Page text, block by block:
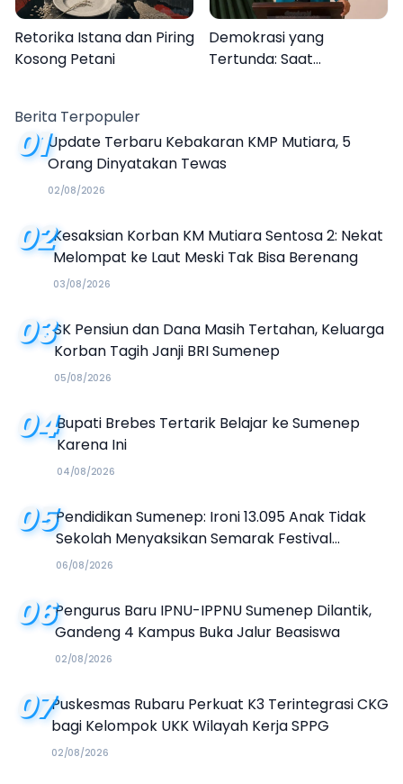
Retorika Istana dan Piring
Kosong Petani
Demokrasi yang
Tertunda: Saat
Berita Terpopuler
01Update Terbaru Kebakaran KMP Mutiara, 5
Orang Dinyatakan Tewas
02/08/2026
02Kesaksian Korban KM Mutiara Sentosa 2: Nekat
Melompat ke Laut Meski Tak Bisa Berenang
03/08/2026
03SK Pensiun dan Dana Masih Tertahan, Keluarga
Korban Tagih Janji BRI Sumenep
05/08/2026
04Bupati Brebes Tertarik Belajar ke Sumenep
Karena Ini
04/08/2026
05Pendidikan Sumenep: Ironi 13.095 Anak Tidak
Sekolah Menyaksikan Semarak Festival
Kalender Event 2026
06/08/2026
06Pengurus Baru IPNU-IPPNU Sumenep Dilantik,
Gandeng 4 Kampus Buka Jalur Beasiswa
02/08/2026
07Puskesmas Rubaru Perkuat K3 Terintegrasi CKG
bagi Kelompok UKK Wilayah Kerja SPPG
02/08/2026